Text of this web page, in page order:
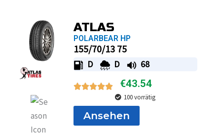
ATLAS
POLARBEAR HP
155/70/13 75
D D 68
€43.54
100 vorrätig
Ansehen